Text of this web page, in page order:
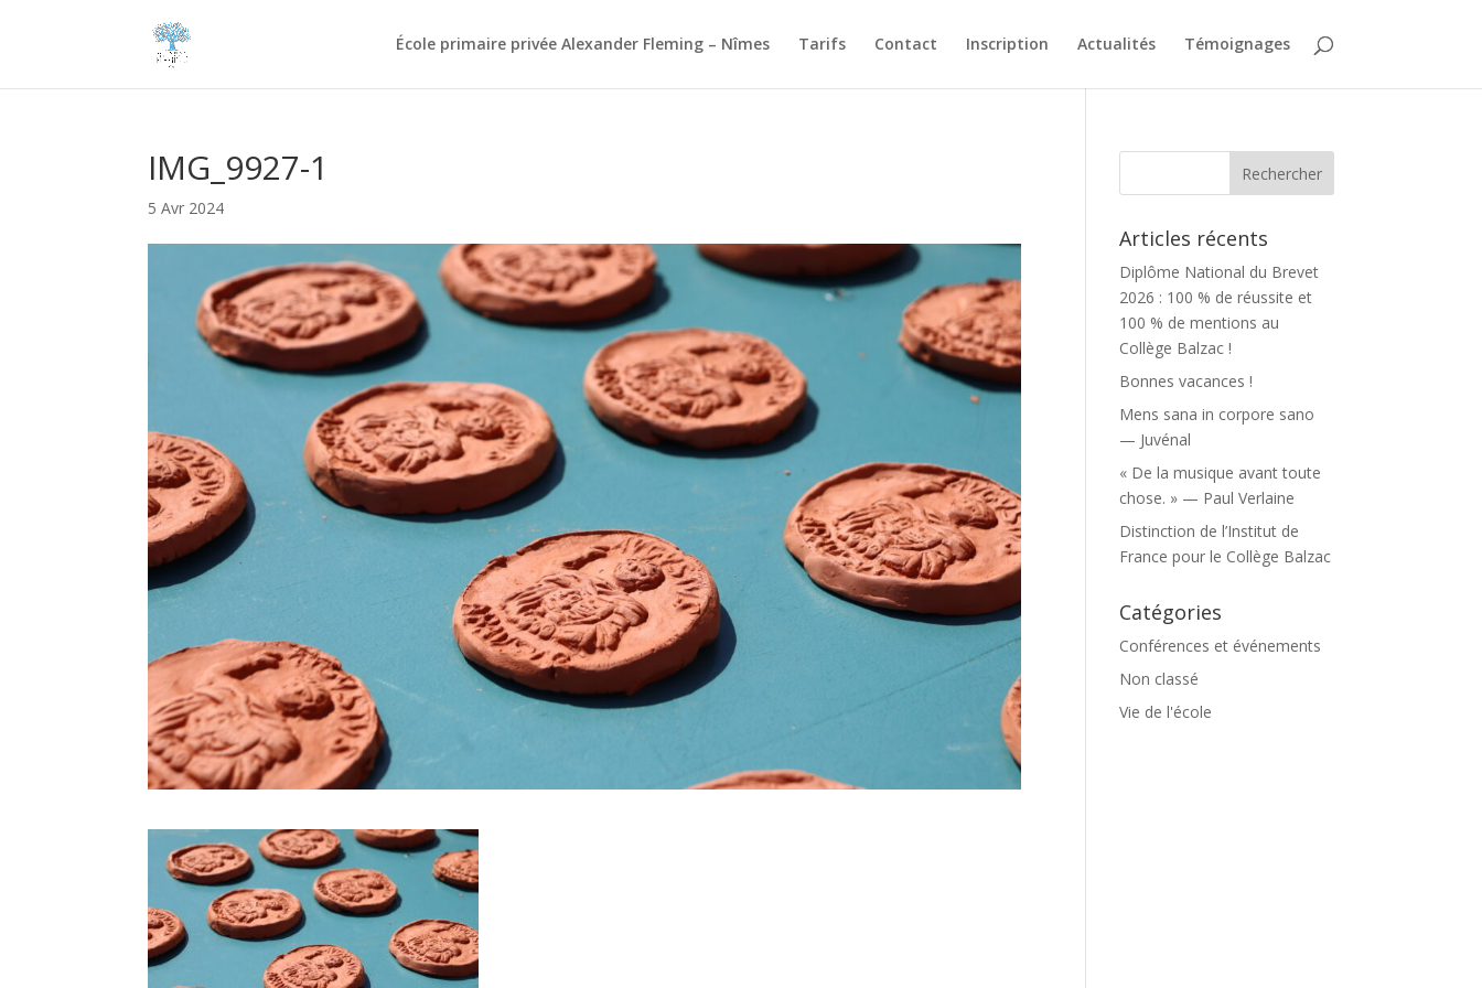
École primaire privée Alexander Fleming – Nîmes Tarifs Contact Inscription Actualités Témoignages
IMG_9927-1
5 Avr 2024
Articles récents
Diplôme National du Brevet
2026 : 100 % de réussite et
100 % de mentions au
Collège Balzac !
Bonnes vacances !
Mens sana in corpore sano
— Juvénal
« De la musique avant toute
chose. » — Paul Verlaine
Distinction de l’Institut de
France pour le Collège Balzac
Catégories
Conférences et événements
Non classé
Vie de l'école